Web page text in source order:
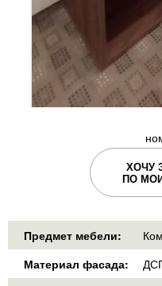
ХОЧУ
ПО
Предмет мебели:
Материал фасада: